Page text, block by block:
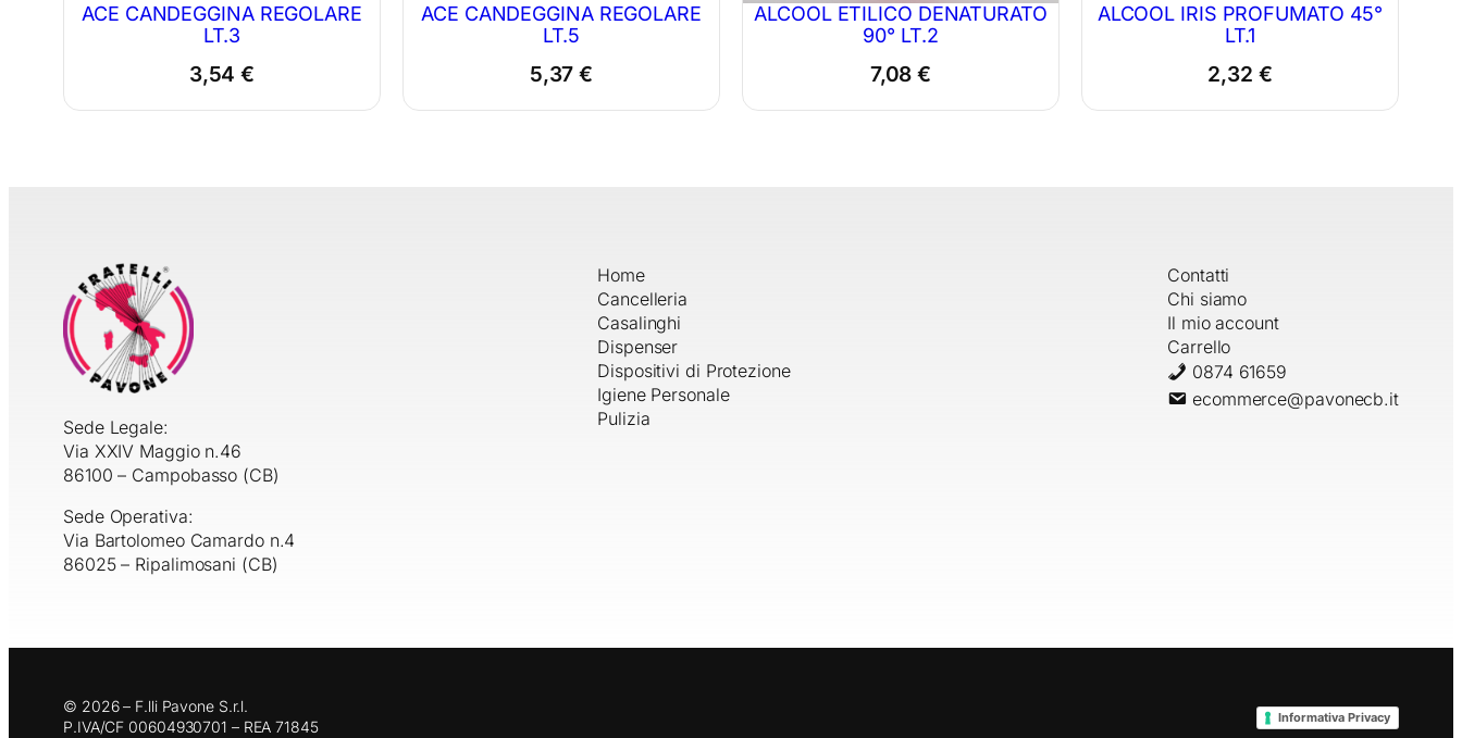
ACE CANDEGGINA REGOLARE
LT.3
3,54€
ACE CANDEGGINA REGOLARE
LT.5
5,37€
ALCOOL ETILICO DENATURATO
90° LT.2
7,08€
ALCOOL IRIS PROFUMATO 45°
LT.1
2,32 €
Sede Legale:
Via XXIV Maggio n.46
86100 – Campobasso (CB)
Sede Operativa:
Via Bartolomeo Camardo n.4
86025 – Ripalimosani (CB)
Home
Cancelleria
Casalinghi
Dispenser
Dispositivi di Protezione
Igiene Personale
Pulizia
Contatti
Chi siamo
Il mio account
Carrello
0874 61659
ecommerce@pavonecb.it
© 2026 – F.lli Pavone S.r.l.
P.IVA/CF 00604930701 – REA 71845
Informativa Privacy